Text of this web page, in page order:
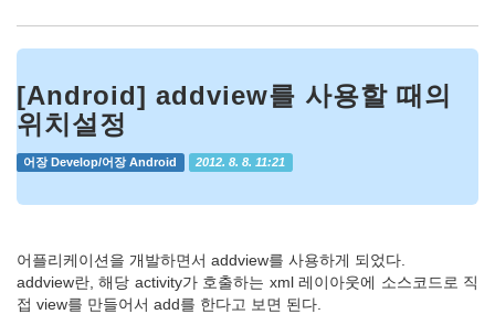
[Android] addview를 사용할 때의
위치설정
어장 Develop/어장 Android 2012. 8. 8. 11:21
어플리케이션을 개발하면서 addview를 사용하게 되었다.
addview란, 해당 activity가 호출하는 xml 레이아웃에 소스코드로 직
접 view를 만들어서 add를 한다고 보면 된다.